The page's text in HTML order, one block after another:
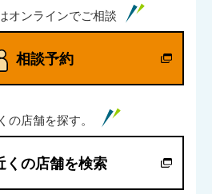
オンラインでご相談
相談予約
の店舗を探す。
くの店舗を検索